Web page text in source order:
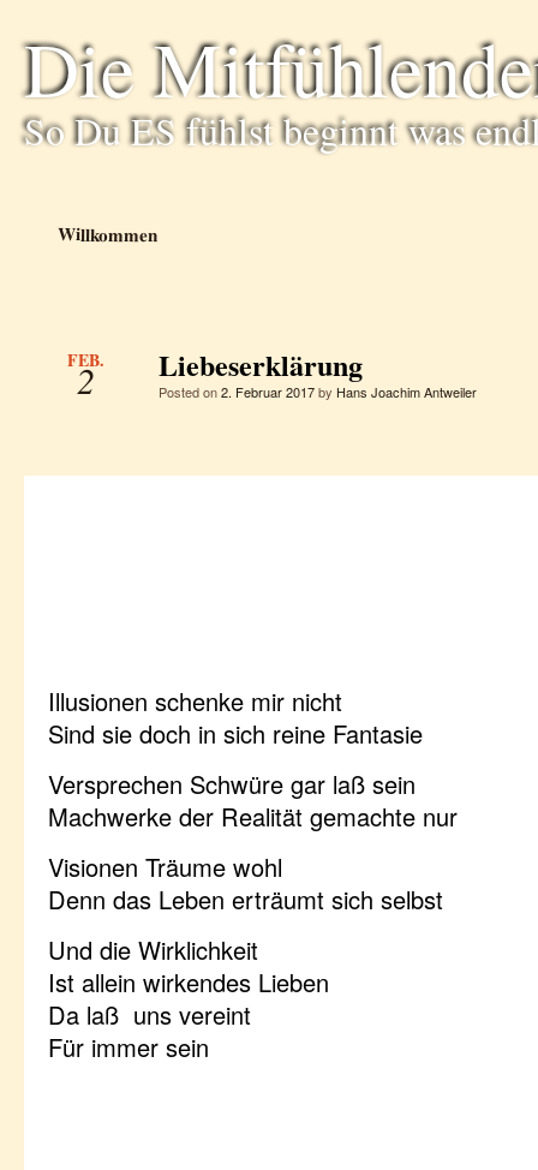
Die
So Du ES fühlst beginnt was
Willkommen
FEB.
2 Liebeserklärung
Posted on2. Februar 2017by Hans Joachim Antweiler
Illusionen schenke mir nicht
Sind sie doch in sich reine Fantasie
Versprechen Schwüre gar laß sein
Machwerke der Realität gemachte nur
Visionen Träume wohl
Denn das Leben erträumt sich selbst
Und die Wirklichkeit
Ist allein wirkendes Lieben
Da laß uns vereint
Für immer sein